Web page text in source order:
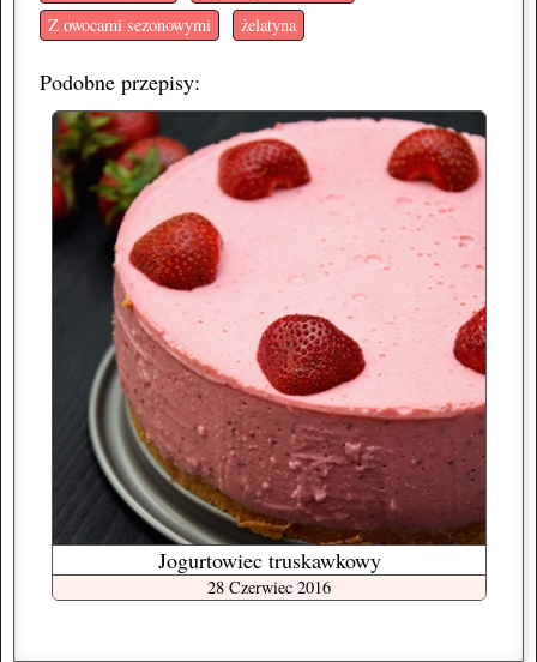
Z owocami sezonowymi
żelatyna
Podobne przepisy:
Jogurtowiec truskawkowy
28 Czerwiec 2016